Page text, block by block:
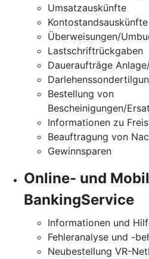
Umsatzauskünfte
Kontostandsauskünfte
Überweisungen/
Lastschriftrückgaben
Daueraufträge
Bestellung von
Bescheinigungen/
Informationen zu
Beauftragung von
Gewinnsparen
Online- und
BankingService
Informationen und
Fehleranalyse und -
Neubestellung VR-